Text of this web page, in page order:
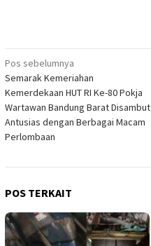
Navigasi
pos
Pos sebelumnya
Semarak Kemeriahan
Kemerdekaan HUT RI Ke-80 Pokja
Wartawan Bandung Barat Disambut
Antusias dengan Berbagai Macam
Perlombaan
POS TERKAIT